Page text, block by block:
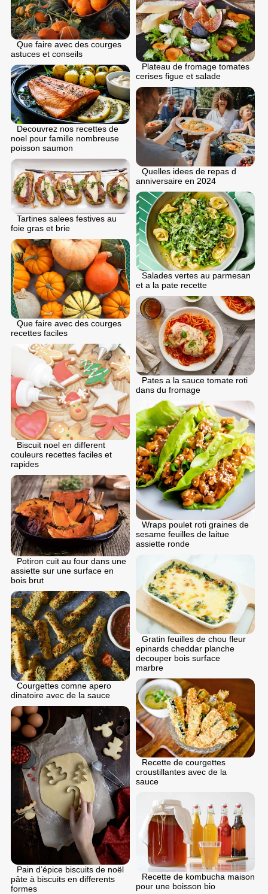
Que faire avec des courges
astuces et conseils
Plateau de fromage tomates
cerises figue et salade
Decouvrez nos recettes de
noel pour famille nombreuse
poisson saumon
Quelles idees de repas d
anniversaire en 2024
Tartines salees festives au
foie gras et brie
Salades vertes au parmesan
et a la pate recette
Que faire avec des courges
recettes faciles
Pates a la sauce tomate roti
dans du fromage
Biscuit noel en different
couleurs recettes faciles et
rapides
Wraps poulet roti graines de
sesame feuilles de laitue
assiette ronde
Potiron cuit au four dans une
assiette sur une surface en
bois brut
Gratin feuilles de chou fleur
epinards cheddar planche
decouper bois surface
marbre
Courgettes comne apero
dinatoire avec de la sauce
Recette de courgettes
croustillantes avec de la
sauce
Pain d’épice biscuits de noël
pâte à biscuits en differents
formes
Recette de kombucha maison
pour une boisson bio